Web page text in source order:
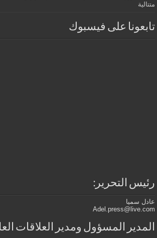
متتالية
تابعونا على فيسبوك
رئيس التحرير:
عادل سميا
Adel.press@live.com
المدير المسؤول ومدير العلاقات